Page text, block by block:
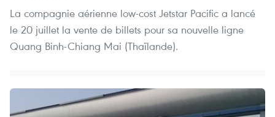
La compagnie aérienne low-cost Jetstar Pacific a lancé
le 20 juillet la vente de billets pour sa nouvelle ligne
Quang Binh-Chiang Mai (Thaïlande).